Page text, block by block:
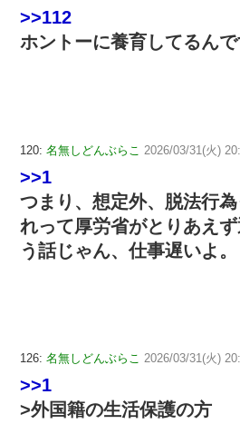
>>112
ホントーに養育してるん
120: 名無しどんぶらこ 2026/03/31(火)
>>1
つまり、想定外、脱法行
れって厚労省がとりあえ
う話じゃん、仕事遅いよ。
126: 名無しどんぶらこ 2026/03/31(火)
>>1
>外国籍の生活保護の方